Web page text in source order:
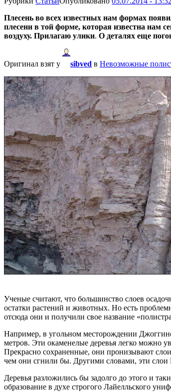
Плесень во всех известных нам формах
плесени в той форме, которая известна нам
воздуху. Прилагаю улики. О деталях еще
Оригинал взят у sibved в Невозможные
Ученые считают, что большинство слоев
остатки растений и животных. Но есть
отсюда они и получили свое название
Например, в угольном месторождении
метров. Эти окаменелые деревья легко можно
Прекрасно сохраненные, они пронизывают
чем они сгнили бы. Другими словами, эти
Деревья разложились бы задолго до этого и
образование в духе строгого Лайелльского